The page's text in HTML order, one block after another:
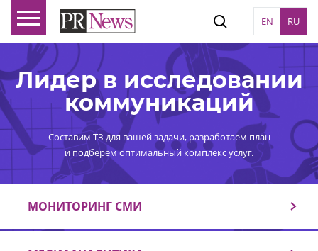
EN RU
Лидер в исследовании
коммуникаций
Составим ТЗ для вашей задачи, разработаем план
и подберем оптимальный комплекс услуг.
МОНИТОРИНГ СМИ